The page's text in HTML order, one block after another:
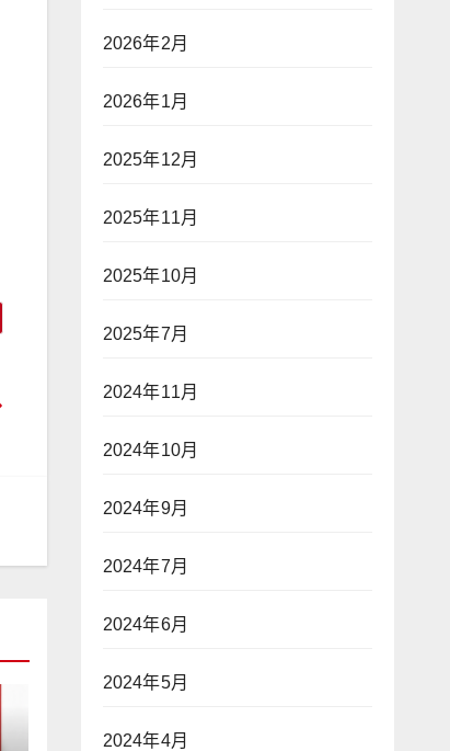
2026年2月
2026年1月
2025年12月
2025年11月
2025年10月
2025年7月
2024年11月
2024年10月
2024年9月
2024年7月
2024年6月
2024年5月
2024年4月